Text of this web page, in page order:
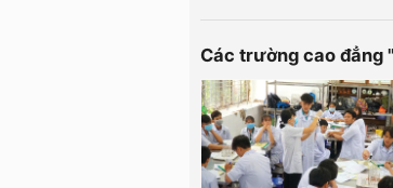
Các trường cao đẳng